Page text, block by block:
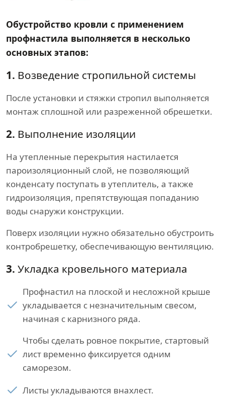
Обустройство кровли с применением
профнастила выполняется в несколько
основных этапов:
1. Возведение стропильной системы
После установки и стяжки стропил выполняется
монтаж сплошной или разреженной обрешетки.
2. Выполнение изоляции
На утепленные перекрытия настилается
пароизоляционный слой, не позволяющий
конденсату поступать в утеплитель, а также
гидроизоляция, препятствующая попаданию
воды снаружи конструкции.
Поверх изоляции нужно обязательно обустроить
контробрешетку, обеспечивающую вентиляцию.
3. Укладка кровельного материала
Профнастил на плоской и несложной крыше
укладывается с незначительным свесом,
начиная с карнизного ряда.
Чтобы сделать ровное покрытие, стартовый
лист временно фиксируется одним
саморезом.
Листы укладываются внахлест.